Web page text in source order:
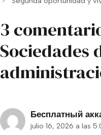
3
Sociedades
Бесплатный
julio 16, 2026 a las